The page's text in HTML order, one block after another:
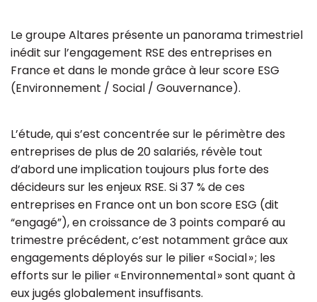
Le groupe Altares présente un panorama trimestriel
inédit sur l’engagement RSE des entreprises en
France et dans le monde grâce à leur score ESG
(Environnement / Social / Gouvernance).
L’étude, qui s’est concentrée sur le périmètre des
entreprises de plus de 20 salariés, révèle tout
d’abord une implication toujours plus forte des
décideurs sur les enjeux RSE. Si 37 % de ces
entreprises en France ont un bon score ESG (dit
“engagé”), en croissance de 3 points comparé au
trimestre précédent, c’est notamment grâce aux
engagements déployés sur le pilier « Social » ; les
efforts sur le pilier « Environnemental » sont quant à
eux jugés globalement insuffisants.